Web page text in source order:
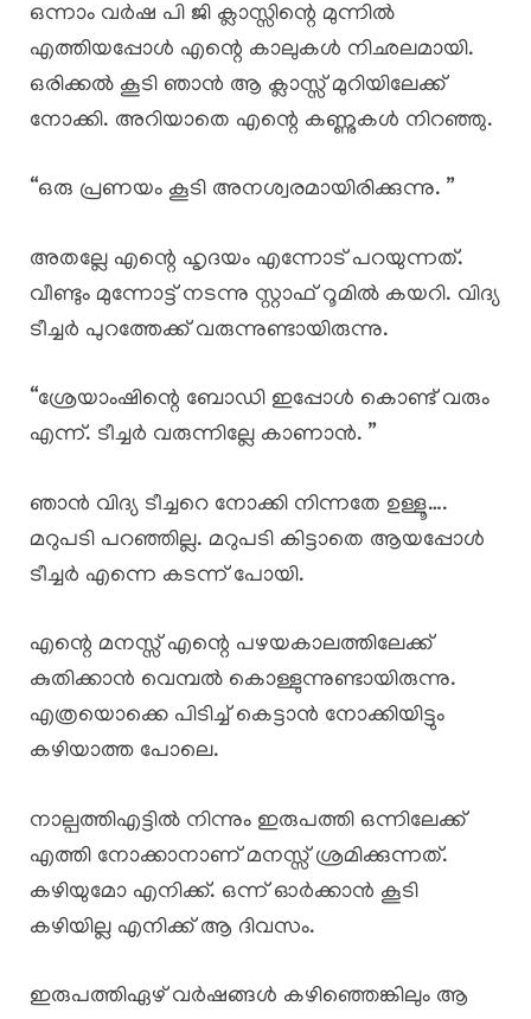
ഒന്നാം വർഷ പി ജി ക്ലാസ്സിന്റെ മുന്നിൽ
എത്തിയപ്പോൾ എന്റെ കാലുകൾ നിഛലമായി.
ഒരിക്കൽ കൂടി ഞാൻ ആ ക്ലാസ്സ്‌ മുറിയിലേക്ക്
നോക്കി. അറിയാതെ എന്റെ കണ്ണുകൾ നിറഞ്ഞു.
“ഒരു പ്രണയം കൂടി അനശ്വരമായിരിക്കുന്നു. ”
അതല്ലേ എന്റെ ഹൃദയം എന്നോട് പറയുന്നത്.
വീണ്ടും മുന്നോട്ട് നടന്നു സ്റ്റാഫ്‌ റൂമിൽ കയറി. വിദ്യ
ടീച്ചർ പുറത്തേക്ക് വരുന്നുണ്ടായിരുന്നു.
“ശ്രേയാംഷിന്റെ ബോഡി ഇപ്പോൾ കൊണ്ട് വരും
എന്ന്. ടീച്ചർ വരുന്നില്ലേ കാണാൻ. ”
ഞാൻ വിദ്യ ടീച്ചറെ നോക്കി നിന്നതേ ഉള്ളൂ….
മറുപടി പറഞ്ഞില്ല. മറുപടി കിട്ടാതെ ആയപ്പോൾ
ടീച്ചർ എന്നെ കടന്ന് പോയി.
എന്റെ മനസ്സ് എന്റെ പഴയകാലത്തിലേക്ക്
കുതിക്കാൻ വെമ്പൽ കൊള്ളുന്നുണ്ടായിരുന്നു.
എത്രയൊക്കെ പിടിച്ച് കെട്ടാൻ നോക്കിയിട്ടും
കഴിയാത്ത പോലെ.
നാല്പത്തിഎട്ടിൽ നിന്നും ഇരുപത്തി ഒന്നിലേക്ക്
എത്തി നോക്കാനാണ് മനസ്സ് ശ്രമിക്കുന്നത്.
കഴിയുമോ എനിക്ക്. ഒന്ന് ഓർക്കാൻ കൂടി
കഴിയില്ല എനിക്ക് ആ ദിവസം.
ഇരുപത്തിഏഴ് വർഷങ്ങൾ കഴിഞ്ഞെങ്കിലും ആ